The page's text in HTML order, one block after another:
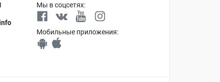
Мы в соцсетях:
Мобильные приложения: